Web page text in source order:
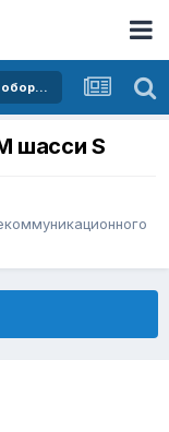
Покупка и продажа телекоммуникационного оборудования
шасси S